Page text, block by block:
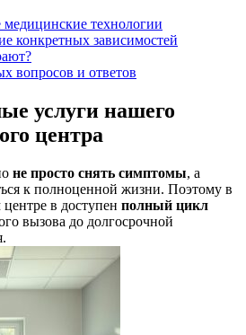
технологии
конкретных зависимостей
вопросов и ответов
услуги нашего
центра
не просто снять симптомы, а
к полноценной жизни. Поэтому в
в доступен полный цикл
вызова до долгосрочной